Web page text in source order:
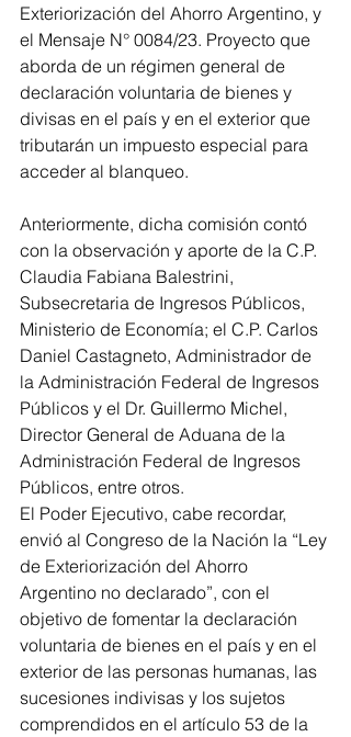
Exteriorización del Ahorro Argentino, y
el Mensaje N° 0084/23. Proyecto que
aborda de un régimen general de
declaración voluntaria de bienes y
divisas en el país y en el exterior que
tributarán un impuesto especial para
acceder al blanqueo.
Anteriormente, dicha comisión contó
con la observación y aporte de la C.P.
Claudia Fabiana Balestrini,
Subsecretaria de Ingresos Públicos,
Ministerio de Economía; el C.P. Carlos
Daniel Castagneto, Administrador de
la Administración Federal de Ingresos
Públicos y el Dr. Guillermo Michel,
Director General de Aduana de la
Administración Federal de Ingresos
Públicos, entre otros.
El Poder Ejecutivo, cabe recordar,
envió al Congreso de la Nación la “Ley
de Exteriorización del Ahorro
Argentino no declarado”, con el
objetivo de fomentar la declaración
voluntaria de bienes en el país y en el
exterior de las personas humanas, las
sucesiones indivisas y los sujetos
comprendidos en el artículo 53 de la